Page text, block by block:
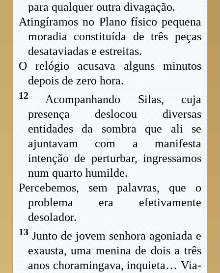
para qualquer outra divagação.
Atingíramos no Plano físico pequena
moradia constituída de três peças
desataviadas e estreitas.
O relógio acusava alguns minutos
depois de zero hora.
12 Acompanhando Silas, cuja
presença deslocou diversas
entidades da sombra que ali se
ajuntavam com a manifesta
intenção de perturbar, ingressamos
num quarto humilde.
Percebemos, sem palavras, que o
problema era efetivamente
desolador.
13 Junto de jovem senhora agoniada e
exausta, uma menina de dois a três
anos choramingava, inquieta… Via-